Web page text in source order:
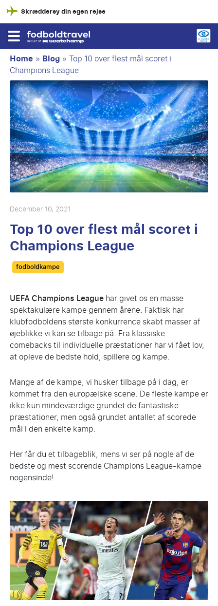
Skræddersy din egen rejse
Home » Blog » Top 10 over flest mål scoret i
Champions League
December 10, 2021
Top 10 over flest mål scoret i
Champions League
Categories
fodboldkampe
UEFA Champions Leaguehar givet os en masse
spektakulære kampe gennem årene. Faktisk har
klubfodboldens største konkurrence skabt masser af
øjeblikke vi kan se tilbage på. Fra klassiske
comebacks til individuelle præstationer har vi fået lov,
at opleve de bedste hold, spillere og kampe.
Mange af de kampe, vi husker tilbage på i dag, er
kommet fra den europæiske scene. De fleste kampe er
ikke kun mindeværdige grundet de fantastiske
præstationer, men også grundet antallet af scorede
mål i den enkelte kamp.
Her får du et tilbageblik, mens vi ser på nogle af de
bedste og mest scorende Champions League-kampe
nogensinde!